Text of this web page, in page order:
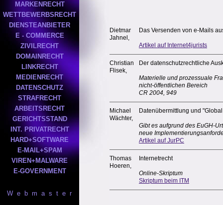
MARKENRECHT
WETTBEWERBSRECHT
DIENSTEANBIETER
E - COMMERCE
ZIVILRECHT
DOMAINRECHT
LINKRECHT
MEDIENRECHT
DATENSCHUTZ
STRAFRECHT
ARBEITSRECHT
GERICHTSSTAND
INT. PRIVATRECHT
HARD+SOFTWARE
E-MAIL+SPAM
VIREN+MALWARE
E-GOVERNMENT
W e b m a s t e r
Dietmar
Jahnel,
Das Versenden von e-Mails
Artikel auf Internet4jurists
Christian
Flisek,
Der datenschutzrechtliche
Materielle und prozessuale
nicht-öffentlichen Bereich
CR 2004, 949
Michael
Wächter,
Datenübermittlung und
Gibt es aufgrund des EuGH-
neue
Artikel auf JurPC
Thomas
Hoeren,
Internetrecht
Online-Skriptum
Skriptum beim ITM